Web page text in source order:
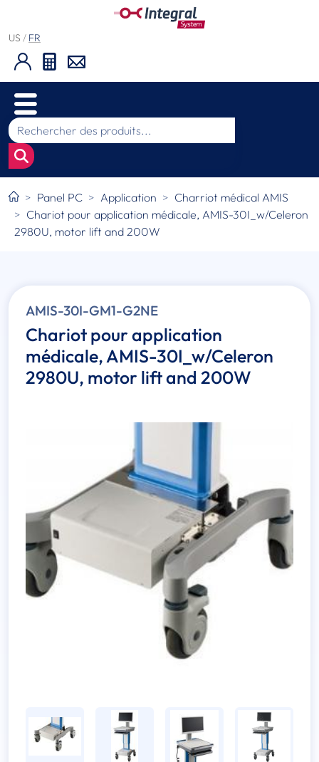
US / FR
Panel PC Application
Charriot médical AMIS
Chariot pour application médicale, AMIS-30I_w/Celeron
2980U, motor lift and 200W
AMIS-30I-GM1-G2NE
Chariot pour application
médicale, AMIS-30I_w/Celeron
2980U, motor lift and 200W